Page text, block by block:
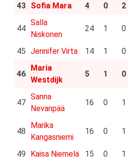
43 Sofia Mara 4 0 2
44
Salla
Niskonen
24 1 0
45 Jennifer Virta 14 1 0
46
Maria
Westdijk
5 1 0
47
Sanna
Nevanpää
16 0 1
48
Marika
Kangasniemi
16 0 1
49 Kaisa Niemelä 15 0 1